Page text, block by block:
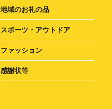
地域のお礼の品
スポーツ・アウトドア
ファッション
感謝状等